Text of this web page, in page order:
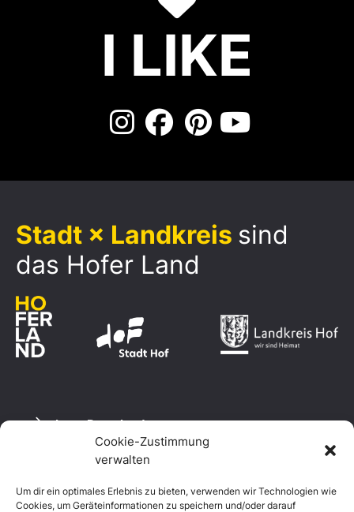
Cookie-Zustimmung
verwalten
Um dir ein optimales Erlebnis zu bieten, verwenden wir Technologien wie
Cookies, um Geräteinformationen zu speichern und/oder darauf
I LIKE
Stadt × Landkreis sind
das Hofer Land
Logo Download
Datenschutzerklärung